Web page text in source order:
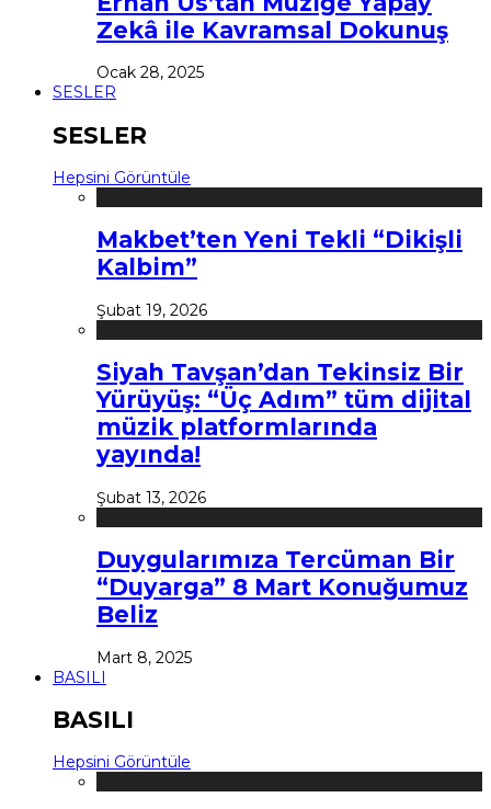
Zekâ ile Kavramsal Dokunuş
Ocak 28, 2025
SESLER
SESLER
Hepsini Görüntüle
Makbet’ten Yeni Tekli “Dikişli
Kalbim”
Şubat 19, 2026
Siyah Tavşan’dan Tekinsiz Bir
Yürüyüş: “Üç Adım” tüm dijital
müzik platformlarında
yayında!
Şubat 13, 2026
Duygularımıza Tercüman Bir
“Duyarga” 8 Mart Konuğumuz
Beliz
Mart 8, 2025
BASILI
BASILI
Hepsini Görüntüle